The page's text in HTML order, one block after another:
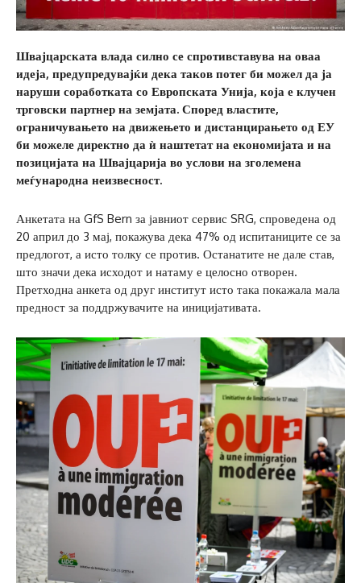
Швајцарската влада силно се спротивставува на оваа
идеја, предупредувајќи дека таков потег би можел да ја
наруши соработката со Европската Унија, која е клучен
трговски партнер на земјата. Според властите,
ограничувањето на движењето и дистанцирањето од ЕУ
би можеле директно да ѝ наштетат на економијата и на
позицијата на Швајцарија во услови на зголемена
меѓународна неизвесност.
Анкетата на GfS Bern за јавниот сервис SRG, спроведена од
20 април до 3 мај, покажува дека 47% од испитаниците се за
предлогот, а исто толку се против. Останатите не дале став,
што значи дека исходот и натаму е целосно отворен.
Претходна анкета од друг институт исто така покажала мала
предност за поддржувачите на иницијативата.